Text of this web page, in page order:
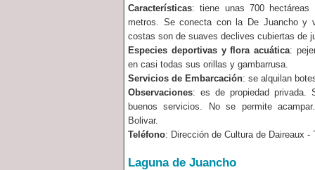
Características: tiene unas 700 hectáreas
metros. Se conecta con la De Juancho y
costas son de suaves declives cubiertas de
Especies deportivas y flora acuática:
en casi todas sus orillas y gambarrusa.
Servicios de Embarcación: se alquilan
Observaciones: es de propiedad privada.
buenos servicios. No se permite
Bolivar.
Teléfono: Dirección de Cultura de Daireaux -
Laguna de Juancho